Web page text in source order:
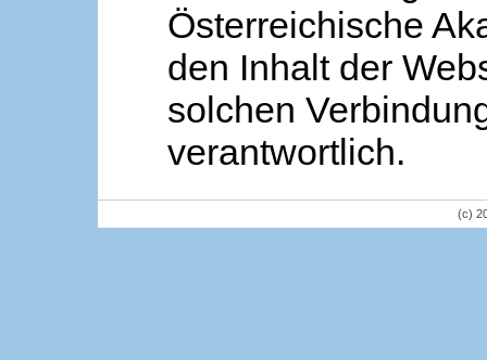
Österreichische
den Inhalt der
solchen
verantwortlich.
(c)